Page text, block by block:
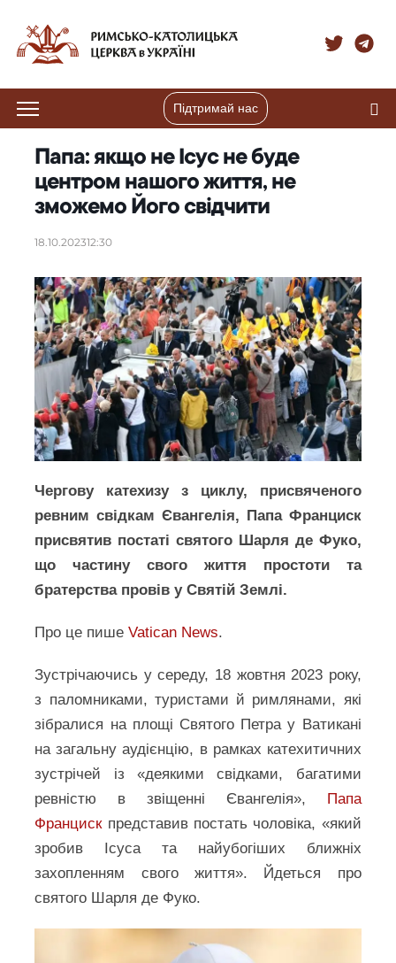
Підтримай нас
Папа: якщо не Ісус не буде
центром нашого життя, не
зможемо Його свідчити
18.10.202312:30
Чергову катехизу з циклу, присвяченого
ревним свідкам Євангелія, Папа Франциск
присвятив постаті святого Шарля де Фуко,
що частину свого життя простоти та
братерства провів у Святій Землі.
Про це пишеVatican News.
Зустрічаючись у середу, 18 жовтня 2023 року,
з паломниками, туристами й римлянами, які
зібралися на площі Святого Петра у Ватикані
на загальну аудієнцію, в рамках катехитичних
зустрічей із «деякими свідками, багатими
ревністю в звіщенні Євангелія», Папа
Францискпредставив постать чоловіка, «який
зробив Ісуса та найубогіших ближніх
захопленням свого життя». Йдеться про
святого Шарля де Фуко.